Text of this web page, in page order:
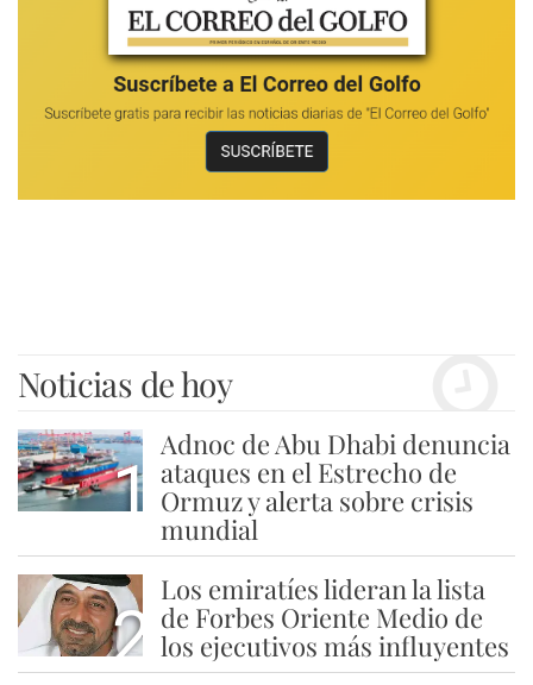
Noticias de hoy
1
Adnoc de Abu Dhabi denuncia
ataques en el Estrecho de
Ormuz y alerta sobre crisis
mundial
2
Los emiratíes lideran la lista
de Forbes Oriente Medio de
los ejecutivos más influyentes